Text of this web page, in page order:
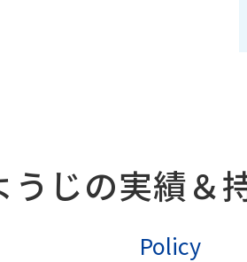
うじの実績＆
Policy